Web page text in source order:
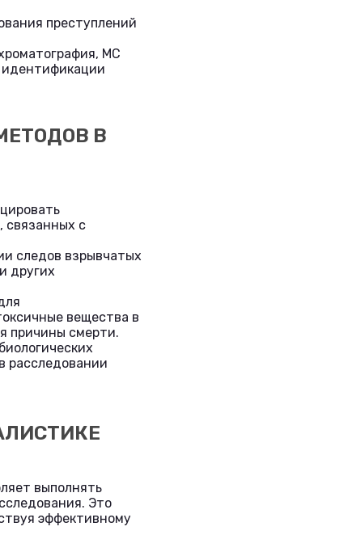
преступлений
МС
идентификации
В
связанных с
следов взрывчатых
других
вещества в
причины смерти.
расследовании
выполнять
Это
эффективному